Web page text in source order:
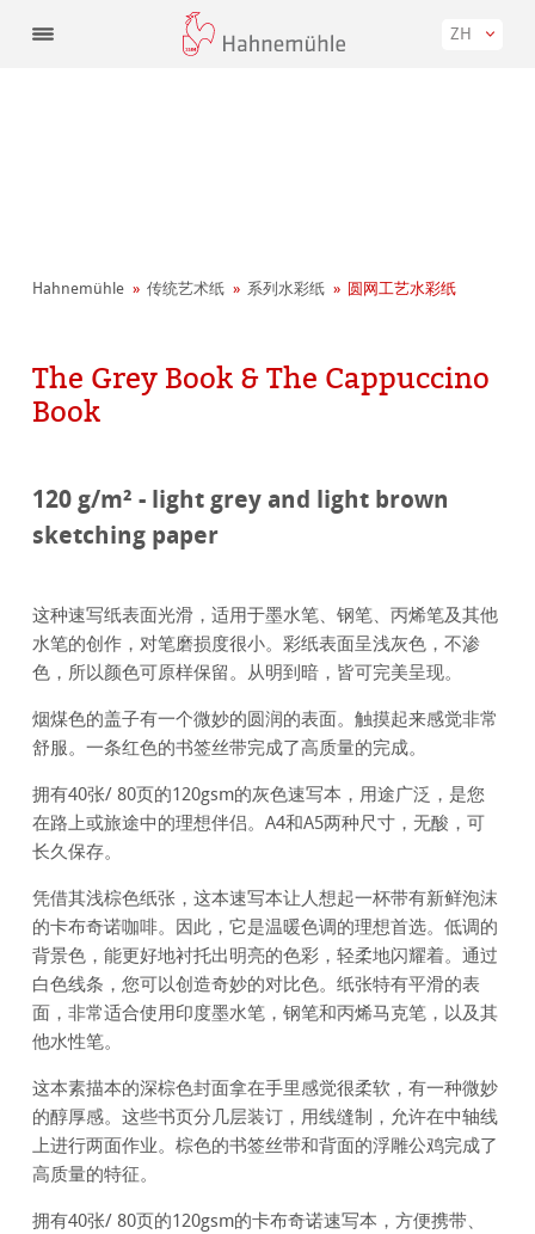
ZH
Hahnemühle 传统艺术纸 系列水彩纸 圆网工艺水彩纸
The Grey Book & The Cappuccino
Book
120 g/m² - light grey and light brown
sketching paper
这种速写纸表面光滑，适用于墨水笔、钢笔、丙烯笔及其他
水笔的创作，对笔磨损度很小。彩纸表面呈浅灰色，不渗
色，所以颜色可原样保留。从明到暗，皆可完美呈现。
烟煤色的盖子有一个微妙的圆润的表面。触摸起来感觉非常
舒服。一条红色的书签丝带完成了高质量的完成。
拥有40张/ 80页的120gsm的灰色速写本，用途广泛，是您
在路上或旅途中的理想伴侣。A4和A5两种尺寸，无酸，可
长久保存。
凭借其浅棕色纸张，这本速写本让人想起一杯带有新鲜泡沫
的卡布奇诺咖啡。因此，它是温暖色调的理想首选。低调的
背景色，能更好地衬托出明亮的色彩，轻柔地闪耀着。通过
白色线条，您可以创造奇妙的对比色。纸张特有平滑的表
面，非常适合使用印度墨水笔，钢笔和丙烯马克笔，以及其
他水性笔。
这本素描本的深棕色封面拿在手里感觉很柔软，有一种微妙
的醇厚感。这些书页分几层装订，用线缝制，允许在中轴线
上进行两面作业。棕色的书签丝带和背面的浮雕公鸡完成了
高质量的特征。
拥有40张/ 80页的120gsm的卡布奇诺速写本，方便携带、